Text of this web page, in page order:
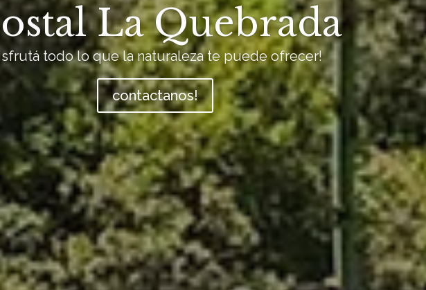
La Quebrada
todo lo que la naturaleza te puede ofrecer!
contactanos!